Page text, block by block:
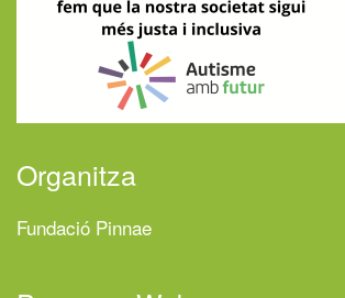
Organitza
Fundació Pinnae